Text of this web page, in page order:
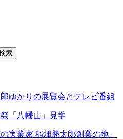
ゆかりの展覧会とテレビ番組
「八幡山」見学
実業家 稲畑勝太郎創業の地」